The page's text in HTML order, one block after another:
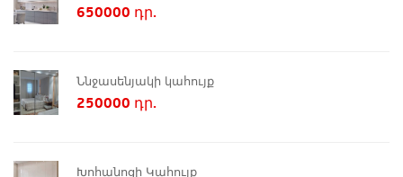
650000 դր.
Ննջասենյակի կահույք
250000 դր.
Խոհանոցի Կահույք